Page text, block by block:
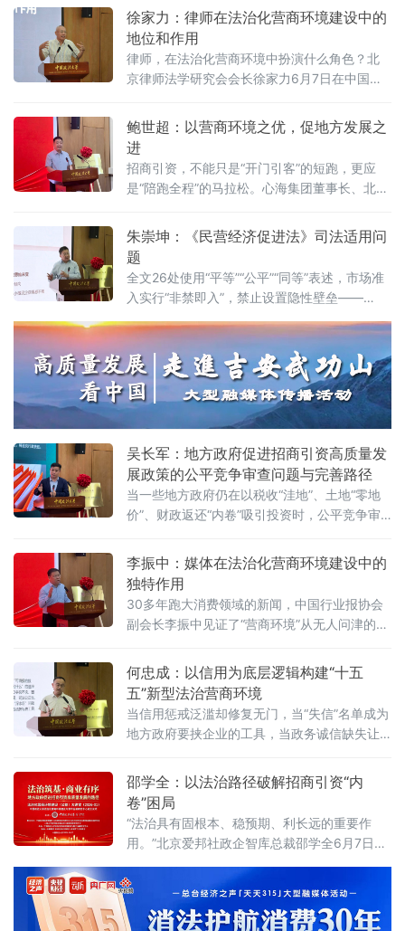
长背后是否隐藏着法治短板？中国政法大学商
学院教授、法治化营商环境建设与数字金融研
究课题组组长胡继晔6月7日在该校研究中心揭
牌仪式既同期举办的“法治筑基、商业有序——
地方政府促进招商引资和高质量发展路径”法治
以
徐家力：律师在法治化营商环境建设中的
地位和作用
律师，在法治化营商环境中扮演什么角色？北
京律师法学研究会会长徐家力6月7日在中国政
心揭牌仪式既同期举办的“法治筑基、商业有序
——地方政府促进招商引资和高质量发展路
径”法治化营商环境建设（公益）大讲堂2026首
期活动上给出明确答案：律师不仅是法律的实
践者，更是连接政府、市场与司法的法治纽
法治化水
鲍世超：以营商环境之优，促地方发展之
进
招商引资，不能只是“开门引客”的短跑，更应
是“陪跑全程”的马拉松。心海集团董事长、北京
行会长鲍世超6月7日在中国政法大学法治化营
商环境建设与数字金融研究中心揭牌仪式既同
期举办的“法治筑基、商业有序——地方政府促
进招商引资和高质量发展路径”法治化营商环境
建设（公益）大讲堂2026首期活动上，以企业
家视角道出法治化营商环境的真谛：“一个
朱崇坤：《民营经济促进法》司法适用问
题
全文26处使用“平等”“公平”“同等”表述，市场准
入实行“非禁即入”，禁止设置隐性壁垒——
经济促进法》被寄予厚望。然而，北京企业法
治与发展研究会副会长朱崇坤6月7日在中国政
法大学法治化营商环境建设与数字金融研究中
心揭牌仪式既同期举办的“法治筑基、商业有序
——地方政府促进招商引资和高质量发展路
吴长军：地方政府促进招商引资高质量发
展政策的公平竞争审查问题与完善路径
当一些地方政府仍在以税收“洼地”、土地“零地
价”、财政返还“内卷”吸引投资时，公平竞争审
例》施行近两年来，为何部分地区仍屡屡出
现“超国民待遇”补贴、隐性地方保护、跨区域恶
性竞争？北京物资学院法学院院长吴长军6月7
日在中国政法大学法治化营商环境建设与数字
金融研究中心揭牌仪式既同期举办的“法治筑
李振中：媒体在法治化营商环境建设中的
独特作用
30多年跑大消费领域的新闻，中国行业报协会
副会长李振中见证了“营商环境”从无人问津的模
国政法大学法治化营商环境建设与数字金融研
究中心揭牌仪式既同期举办的“法治筑基、商业
有序——地方政府促进招商引资和高质量发展
路径”法治化营商环境建设（公益）大讲堂2026
首期活动上，李振中以媒体人视角直言：法治
何忠成：以信用为底层逻辑构建“十五
五”新型法治营商环境
当信用惩戒泛滥却修复无门，当“失信”名单成为
地方政府要挟企业的工具，当政务诚信缺失让
环境，还是在异化为另一种权力寻租？上海大
学法学院企业法治与创新发展研究中心主任何
忠成6月7日在中国政法大学法治化营商环境建
设与数字金融研究中心揭牌仪式既同期举办
的“法治筑基、商业有序——地方政府促进招商
引资和高质量发展路径”法治化营商环境建设
（公益）大
邵学全：以法治路径破解招商引资“内
卷”困局
“法治具有固根本、稳预期、利长远的重要作
用。”北京爱邦社政企智库总裁邵学全6月7日在
研究中心揭牌仪式既同期举办的“法治筑基、商
业有序——地方政府促进招商引资和高质量发
展路径”法治化营商环境建设（公益）大讲堂